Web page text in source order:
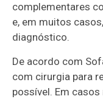
complementares
e, em muitos
diagnóstico.
De acordo com
com cirurgia para
possível. Em